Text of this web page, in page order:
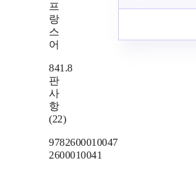
프
랑
스
어
841.8
판
사
항
(22)
9782600010047
2600010041